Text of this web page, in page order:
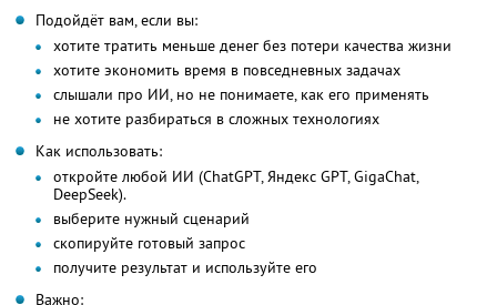
Подойдёт вам, если вы:
хотите тратить меньше денег без потери качества жизни
хотите экономить время в повседневных задачах
слышали про ИИ, но не понимаете, как его применять
не хотите разбираться в сложных технологиях
Как использовать:
откройте любой ИИ (ChatGPT, Яндекс GPT, GigaChat,
DeepSeek).
выберите нужный сценарий
скопируйте готовый запрос
получите результат и используйте его
Важно: